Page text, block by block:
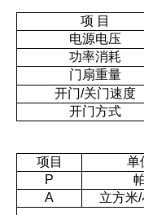
项 目
电源电压
功率消耗
门扇重量
开门/关门速度
开门方式
项目
单
P
A
立方米